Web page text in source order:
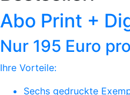
Abo Print +
Nur 195 Euro
Ihre Vorteile:
Sechs gedruckte